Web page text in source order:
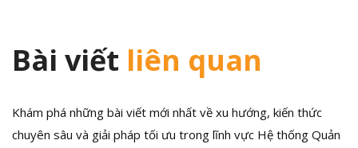
Bài viết liên quan
Khám phá những bài viết mới nhất về xu hướng, kiến thức
chuyên sâu và giải pháp tối ưu trong lĩnh vực Hệ thống Quản